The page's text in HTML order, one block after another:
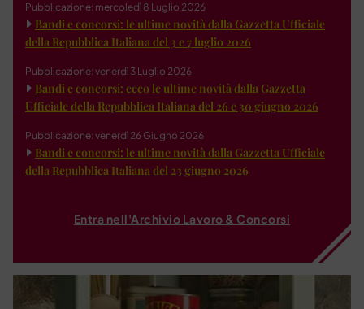
Pubblicazione: mercoledì 8 Luglio 2026
Bandi e concorsi: le ultime novità dalla Gazzetta Ufficiale
della Repubblica Italiana del 3 e 7 luglio 2026
Pubblicazione: venerdì 3 Luglio 2026
Bandi e concorsi: ecco le ultime novità dalla Gazzetta
Ufficiale della Repubblica Italiana del 26 e 30 giugno 2026
Pubblicazione: venerdì 26 Giugno 2026
Bandi e concorsi: le ultime novità dalla Gazzetta Ufficiale
della Repubblica Italiana del 23 giugno 2026
Entra nell'Archivio Lavoro & Concorsi